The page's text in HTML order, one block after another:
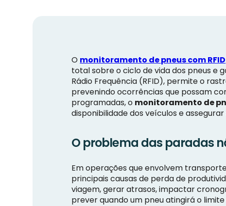
O monitoramento de pneus com RFID
total sobre o ciclo de vida dos pneus e
Rádio Frequência (RFID), permite o
prevenindo ocorrências que possam
programadas, o monitoramento de
disponibilidade dos veículos e
O problema das paradas
Em operações que envolvem
principais causas de perda de
viagem, gerar atrasos, impactar
prever quando um pneu atingirá o